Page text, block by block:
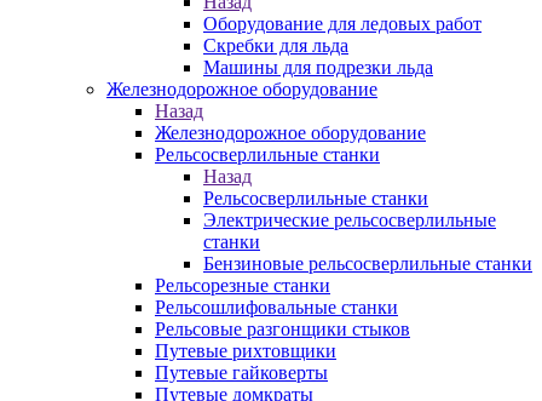
Оборудование для ледовых работ
Скребки для льда
Машины для подрезки льда
Железнодорожное оборудование
Назад
Железнодорожное оборудование
Рельсосверлильные станки
Назад
Рельсосверлильные станки
Электрические рельсосверлильные
станки
Бензиновые рельсосверлильные станки
Рельсорезные станки
Рельсошлифовальные станки
Рельсовые разгонщики стыков
Путевые рихтовщики
Путевые гайковерты
Путевые домкраты